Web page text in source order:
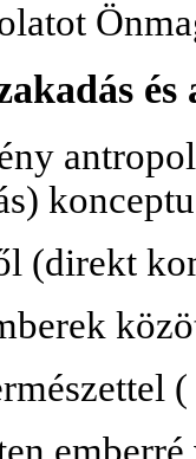
és
(direkt
emberré